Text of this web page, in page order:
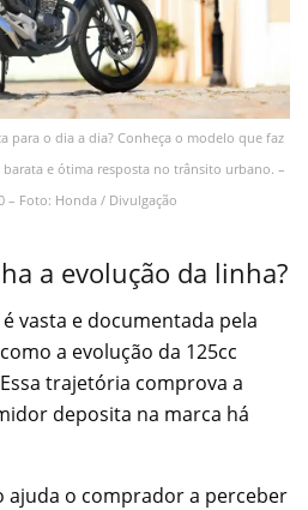
para o dia a dia? Conheça o modelo que faz
e ótima resposta no trânsito urbano. –
– Foto: Honda / Divulgação
a evolução da linha?
vasta e documentada pela
a evolução da 125cc
trajetória comprova a
deposita na marca há
ajuda o comprador a perceber